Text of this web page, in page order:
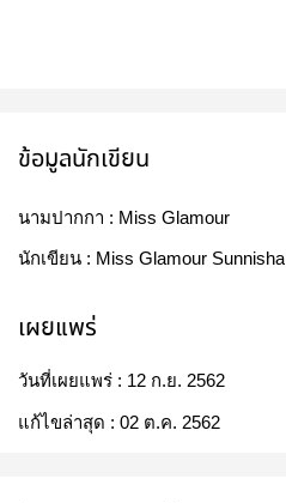
ข้อมูลนักเขียน
นามปากกา : Miss Glamour
นักเขียน : Miss Glamour Sunnisha
เผยแพร่
วันที่เผยแพร่ : 12 ก.ย. 2562
แก้ไขล่าสุด : 02 ต.ค. 2562